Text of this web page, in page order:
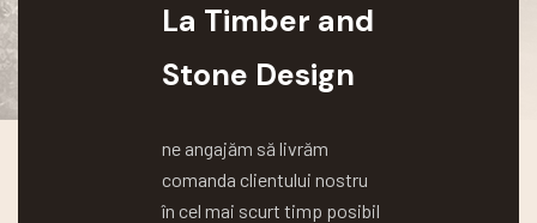
La Timber and
Stone Design
ne angajăm să livrăm
comanda clientului nostru
în cel mai scurt timp posibil